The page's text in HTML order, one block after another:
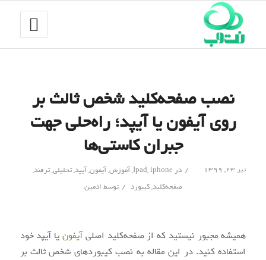
نصب صفحه‌کلید شخص ثالث بر
روی آیفون یا آیپد؛ راه‌حلی جهت
جبران کاستی‌ها
تیر ۲۳, ۱۳۹۹ / در Ipad,iphone
,آموزش,آیفون,آیپد,تحلیلی,ترفند,
صفحه‌کلید,کیبورد / توسط ادمین
همیشه مجبور نیستید که از صفحه‌کلید اصلیآیفون یا آیپد خود
استفاده کنید. در این مقاله به نصب کیبوردهای شخص ثالث بر